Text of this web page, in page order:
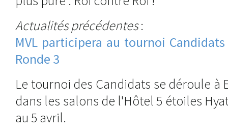
Actualités précédentes:
MVL participera au tournoi Candidats
Ronde 3
Le tournoi des Candidats se déroule à
dans les salons de l'Hôtel 5 étoiles
au 5 avril.